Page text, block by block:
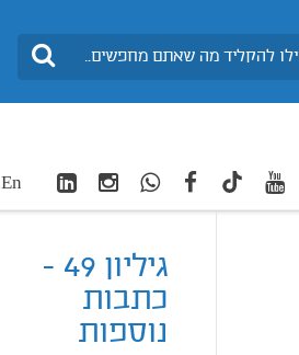
חיפוש
twitter
youtube
TikTok
facebook
WhatsApp
Instagram
LinkedIn
En
גיליון 49 -
כתבות
נוספות